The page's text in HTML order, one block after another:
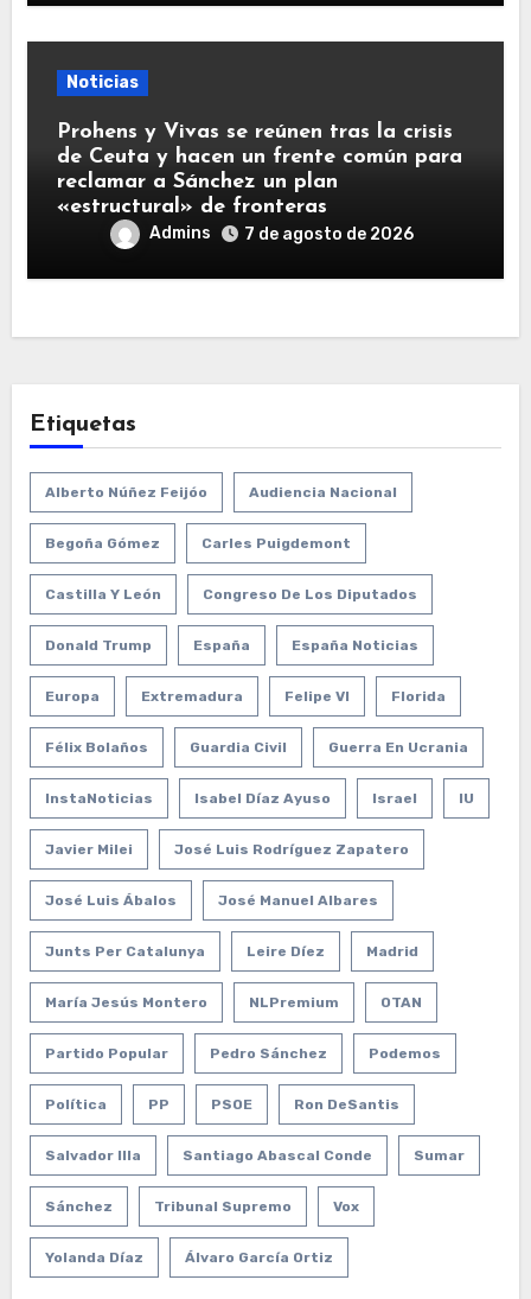
Noticias
Prohens y Vivas se reúnen tras la crisis
de Ceuta y hacen un frente común para
reclamar a Sánchez un plan
«estructural» de fronteras
Admins 7 de agosto de 2026
Etiquetas
Alberto Núñez Feijóo Audiencia Nacional
Begoña Gómez Carles Puigdemont
Castilla Y León Congreso De Los Diputados
Donald Trump España España Noticias
Europa Extremadura Felipe VI Florida
Félix Bolaños Guardia Civil Guerra En Ucrania
InstaNoticias Isabel Díaz Ayuso Israel IU
Javier Milei José Luis Rodríguez Zapatero
José Luis Ábalos José Manuel Albares
Junts Per Catalunya Leire Díez Madrid
María Jesús Montero NLPremium OTAN
Partido Popular Pedro Sánchez Podemos
Política PP PSOE Ron DeSantis
Salvador Illa Santiago Abascal Conde Sumar
Sánchez Tribunal Supremo Vox
Yolanda Díaz Álvaro García Ortiz